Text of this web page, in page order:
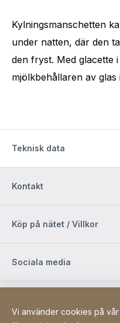
Kylningsmanschetten
under natten, där den
den fryst. Med glacette
mjölkbehållaren av glas
Teknisk data
Kontakt
Köp på nätet / Villkor
Sociala media
Vi använder cookies på